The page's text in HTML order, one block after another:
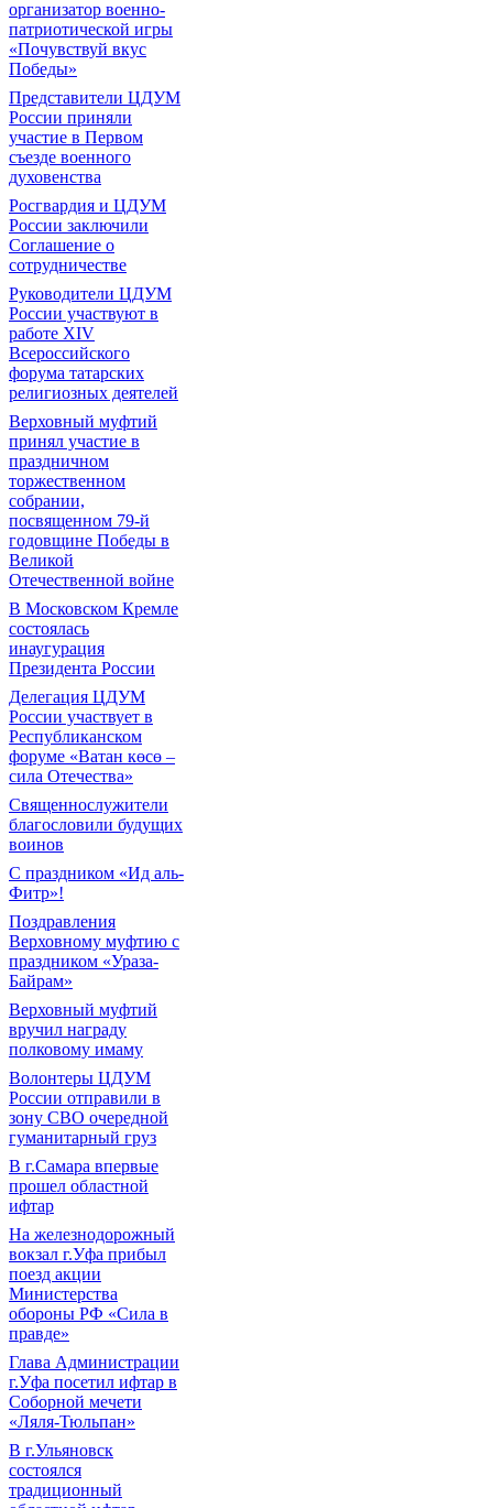
организатор военно-
патриотической игры
«Почувствуй вкус
Победы»
Представители ЦДУМ
России приняли
участие в Первом
съезде военного
духовенства
Росгвардия и ЦДУМ
России заключили
Соглашение о
сотрудничестве
Руководители ЦДУМ
России участвуют в
работе XIV
Всероссийского
форума татарских
религиозных деятелей
Верховный муфтий
принял участие в
праздничном
торжественном
собрании,
посвященном 79-й
годовщине Победы в
Великой
Отечественной войне
В Московском Кремле
состоялась
инаугурация
Президента России
Делегация ЦДУМ
России участвует в
Республиканском
форуме «Ватан көсө –
сила Отечества»
Священнослужители
благословили будущих
воинов
С праздником «Ид аль-
Фитр»!
Поздравления
Верховному муфтию с
праздником «Ураза-
Байрам»
Верховный муфтий
вручил награду
полковому имаму
Волонтеры ЦДУМ
России отправили в
зону СВО очередной
гуманитарный груз
В г.Самара впервые
прошел областной
ифтар
На железнодорожный
вокзал г.Уфа прибыл
поезд акции
Министерства
обороны РФ «Сила в
правде»
Глава Администрации
г.Уфа посетил ифтар в
Соборной мечети
«Ляля-Тюльпан»
В г.Ульяновск
состоялся
традиционный